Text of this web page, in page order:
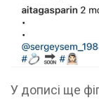
У дописі ще